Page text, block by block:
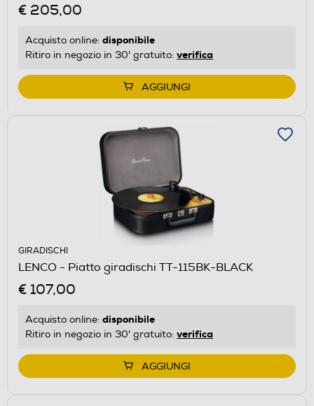
€ 205,00
Acquisto online: disponibile
Ritiro in negozio in 30' gratuito: verifica
AGGIUNGI
GIRADISCHI
LENCO - Piatto giradischi TT-115BK-BLACK
€ 107,00
Acquisto online: disponibile
Ritiro in negozio in 30' gratuito: verifica
AGGIUNGI